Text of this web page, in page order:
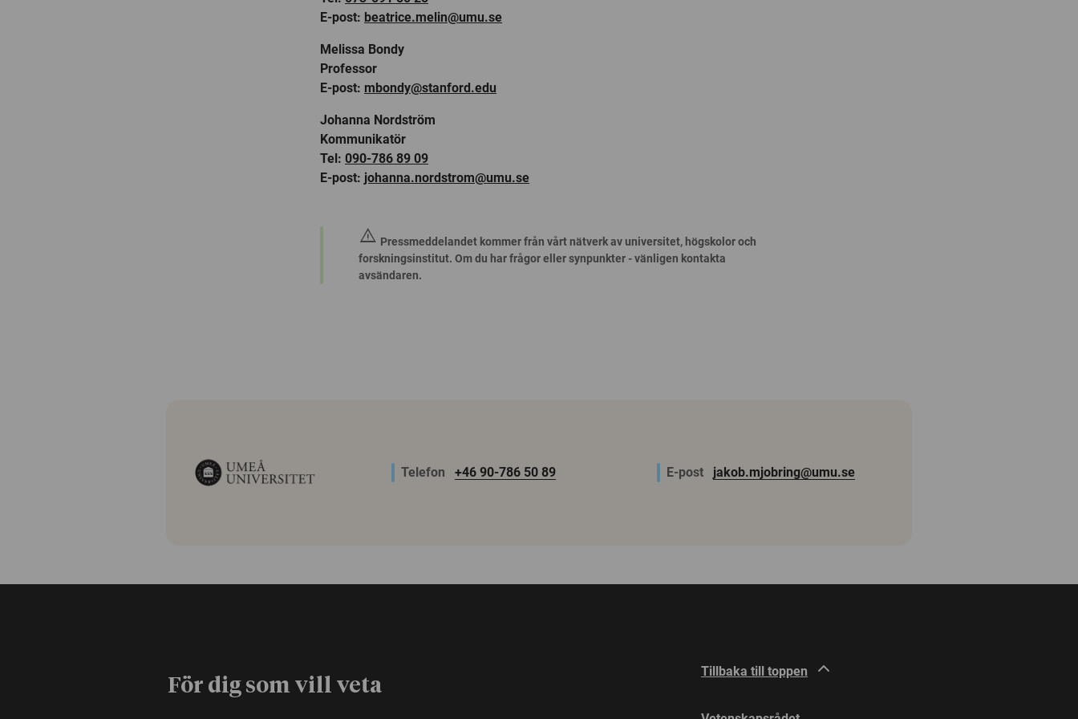
E-post: beatrice.melin@umu.se
Melissa Bondy
Professor
E-post: mbondy@stanford.edu
Johanna Nordström
Kommunikatör
Tel: 090-786 89 09
E-post: johanna.nordstrom@umu.se
warning Pressmeddelandet kommer från vårt nätverk av universitet, högskolor och
forskningsinstitut. Om du har frågor eller synpunkter - vänligen kontakta
avsändaren.
Telefon +46 90-786 50 89 E-post jakob.mjobring@umu.se
För dig som vill veta
Tillbaka till toppen